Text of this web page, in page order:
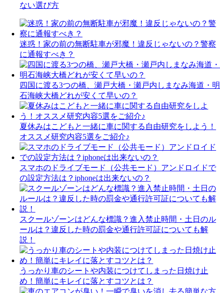
ない選び方
迷惑！家の前の無断駐車が邪魔！違反じゃないの？警察
に通報すべき？
四国に渡る3つの橋、瀬戸大橋・瀬戸内しまなみ海道・明
石海峡大橋どれが安くて早いの？
夏休みはこどもと一緒に車に関する自由研究をしよう！
オススメ研究内容5選をご紹介♪
スマホのドライブモード（公共モード）アンドロイドで
の設定方法は？iphoneは出来ないの？
スクールゾーンはどんな標識？進入禁止時間・土日のル
ールは？違反した時の罰金や通行許可証についても解
説！
うっかり車のシートや内装につけてしまった日焼け止
め！簡単にキレイに落とすコツとは？